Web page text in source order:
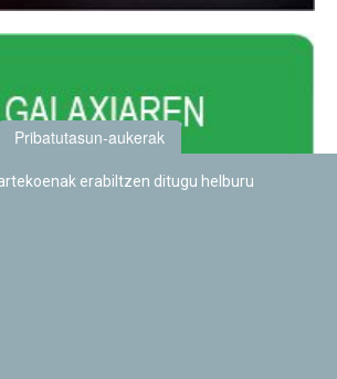
Pribatutasun-aukerak
erabiltzen ditugu helburu